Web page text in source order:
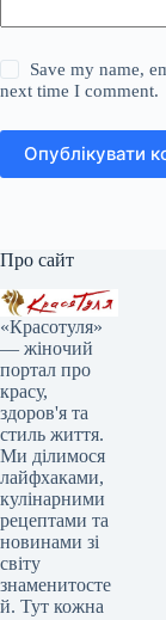
Save my name,
next time I comment.
Опублікувати
Про сайт
«Красотуля»
— жіночий
портал про
красу,
здоров'я та
стиль життя.
Ми ділимося
лайфхаками,
кулінарними
рецептами та
новинами зі
світу
знаменитосте
й. Тут кожна